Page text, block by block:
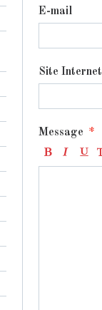
E-mail
Site Internet
Message